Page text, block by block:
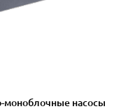
моноблочные насосы